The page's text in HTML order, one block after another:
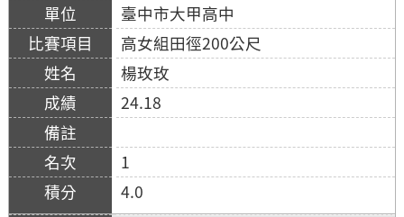
臺中市大甲高中
高女組田徑200公尺
楊玫玫
24.18
1
4.0